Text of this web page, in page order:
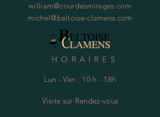
william@courdesmirages.com
michel@beltoise-clamens.com
HORAIRES
Lun - Ven : 10 h - 18h
Visite sur Rendez-vous